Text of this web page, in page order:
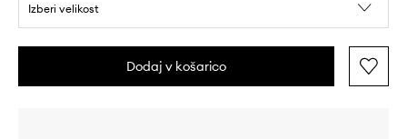
Izberi velikost
Dodaj v košarico